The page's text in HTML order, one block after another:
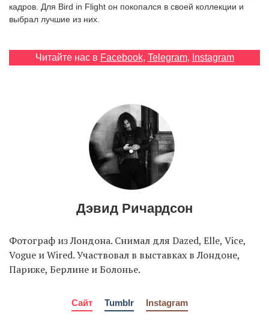
кадров. Для Bird in Flight он покопался в своей коллекции и
выбрал лучшие из них.
Читайте нас в Facebook, Telegram, Instagram
Дэвид Ричардсон
Фотограф из Лондона. Снимал для Dazed, Elle, Vice,
Vogue и Wired. Участвовал в выставках в Лондоне,
Париже, Берлине и Болонье.
Сайт Tumblr Instagram